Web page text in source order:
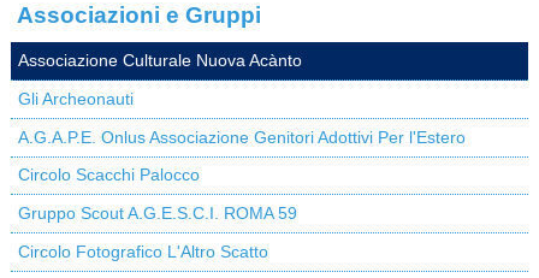
Associazioni e Gruppi
Associazione Culturale Nuova Acànto
Gli Archeonauti
A.G.A.P.E. Onlus Associazione Genitori Adottivi Per l'Estero
Circolo Scacchi Palocco
Gruppo Scout A.G.E.S.C.I. ROMA 59
Circolo Fotografico L'Altro Scatto